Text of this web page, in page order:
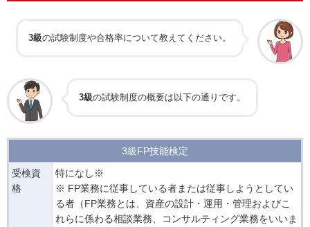
3級の試験制度や合格率について教えてください。
3級の試験制度の概要は以下の通りです。
3級FP技能検定
受検資
格
特になし※
※ FP業務に従事している者または従事しようとしてい
る者（FP業務とは、資産の設計・運用・管理およびこ
れらに係わる相談業務、コンサルティング業務をいいま